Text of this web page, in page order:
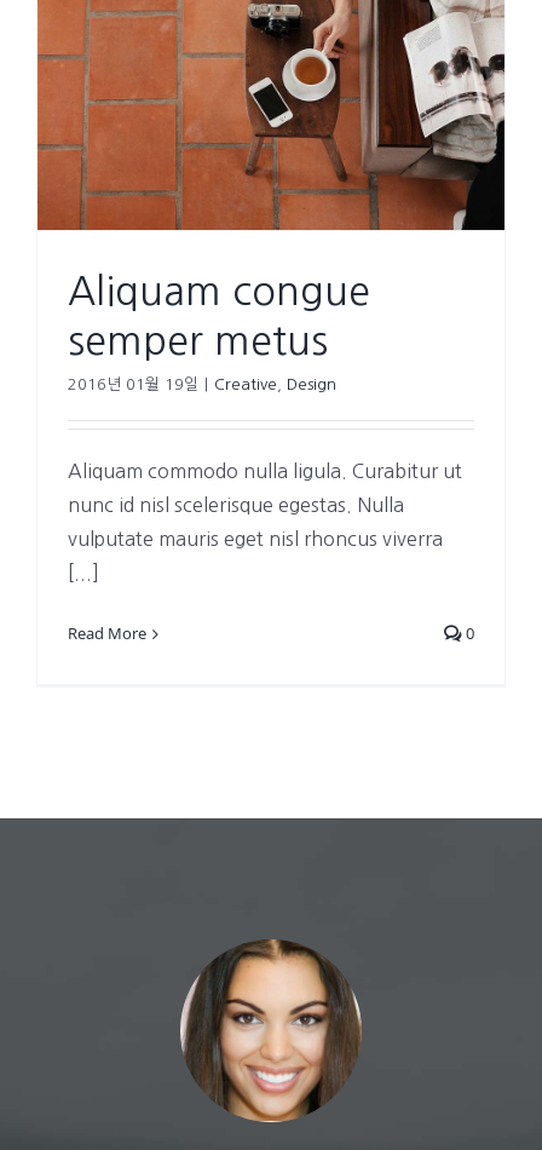
Aliquam congue
semper metus
2016년 01월 19일 Creative Design
Aliquam commodo nulla ligula. Curabitur ut
nunc id nisl scelerisque egestas. Nulla
vulputate mauris eget nisl rhoncus viverra
Read More 0